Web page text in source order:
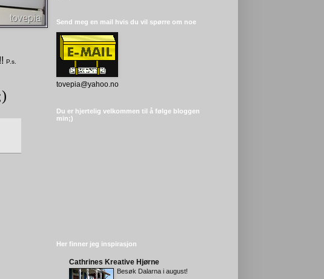
P.s.
Send meg en mail hvis du vil spørre om noe
tovepia@yahoo.no
Du er hjertelig velkommen til å følge bloggen
min;)
Her finner jeg inspirasjon
Cathrines Kreative Hjørne
Besøk Dalarna i august!